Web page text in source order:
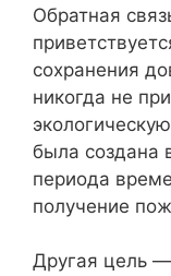
Обратная
сохранения
никогда не
была создана
периода
получение
Другая цель —